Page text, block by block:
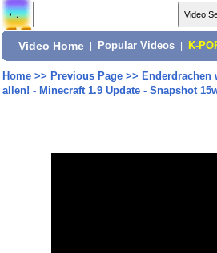
Video Home Popular Videos K-
Home>> Previous Page>> Enderdrachen
allen! - Minecraft 1.9 Update - Snapshot